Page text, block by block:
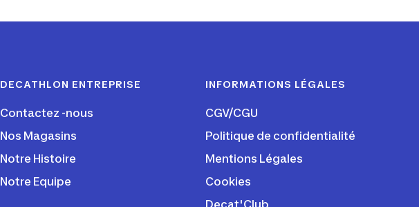
DECATHLON ENTREPRISE
Contactez -nous
Nos Magasins
Notre Histoire
Notre Equipe
INFORMATIONS LÉGALES
CGV/CGU
Politique de confidentialité
Mentions Légales
Cookies
Decat'Club